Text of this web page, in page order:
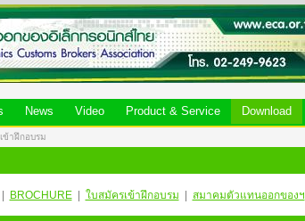
News Video Product & Service Download
ข้าฝึกอบรม
BROCHURE| ใบสมัครเข้าฝึกอบรม สมาคมตัวแทนออกของฯ